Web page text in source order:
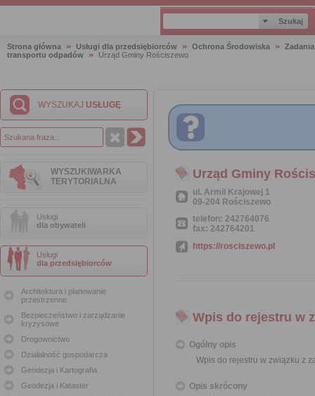
Strona główna Usługi dla przedsiębiorców Ochrona Środowiska
transportu odpadów
Urząd Gminy Rościszewo
WYSZUKAJ USŁUGĘ
WYSZUKIWARKA
TERYTORIALNA
Usługi
dla obywateli
Usługi
dla przedsiębiorców
Architektura i planowanie
przestrzenne
Bezpieczeństwo i zarządzanie
kryzysowe
Drogownictwo
Działalność gospodarcza
Geodezja i Kartografia
Geodezja i Kataster
Urząd Gminy
ul. Armii Krajowej 1
09-204 Rościszewo
telefon: 242764076
fax: 242764201
https://rosciszewo.pl
Wpis do rejestru w
Ogólny opis
Wpis do rejestru w związku z
Opis skrócony